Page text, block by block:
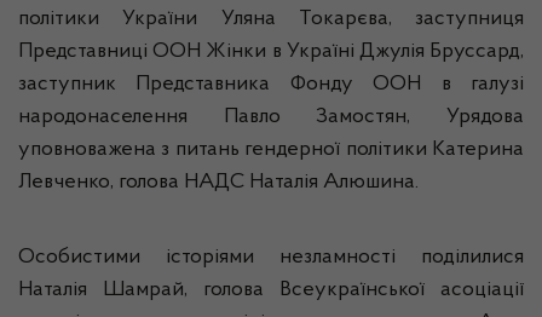
політики України Уляна Токарєва, заступниця
Представниці ООН Жінки в Україні Джулія Бруссард,
заступник Представника Фонду ООН в галузі
народонаселення Павло Замостян, Урядова
уповноважена з питань гендерної політики Катерина
Левченко, голова НАДС Наталія Алюшина.
Особистими історіями незламності поділилися
Наталія Шамрай, голова Всеукраїнської асоціації